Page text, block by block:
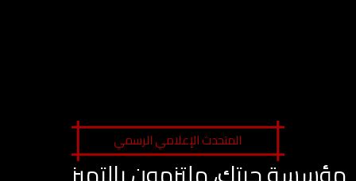
المتحدث الإعلامي الرسمي